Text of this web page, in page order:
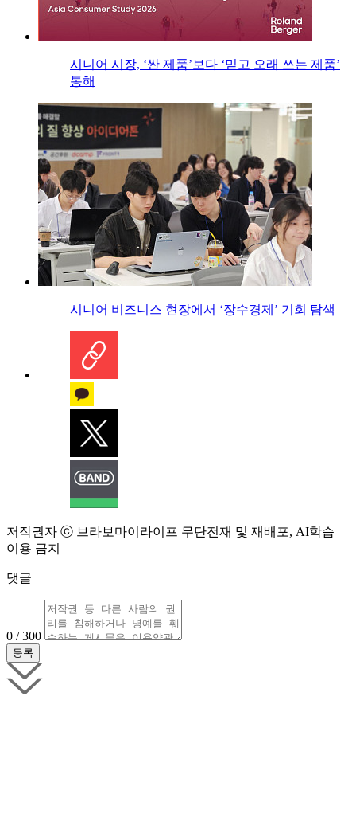
시니어 시장, ‘싼 제품’보다 ‘믿고 오래 쓰는 제품’
통해
시니어 비즈니스 현장에서 ‘장수경제’ 기회 탐색
저작권자 ⓒ 브라보마이라이프 무단전재 및 재배포, AI학습
이용 금지
댓글
0 / 300